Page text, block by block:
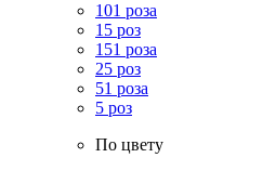
101 роза
15 роз
151 роза
25 роз
51 роза
5 роз
По цвету